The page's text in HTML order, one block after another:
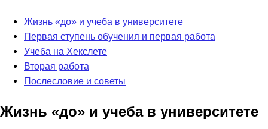
Жизнь «до» и учеба в университете
Первая ступень обучения и первая работа
Учеба на Хекслете
Вторая работа
Послесловие и советы
Жизнь «до» и учеба в университете